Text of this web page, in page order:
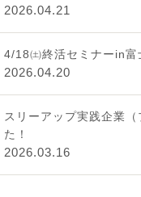
2026.04.21
4/18㈯終活セミナーin富
2026.04.20
スリーアップ実践企業
た！
2026.03.16